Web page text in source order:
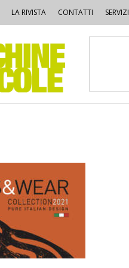
LA RIVISTA CONTATTI SERVIZI